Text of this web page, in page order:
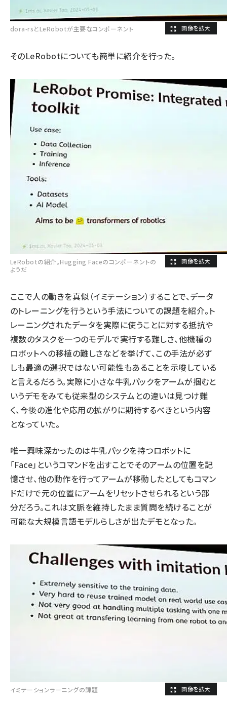
dora-rsとLeRobotが主要なコンポーネント
そのLeRobotについても簡単に紹介を行った。
LeRobotの紹介。Hugging Faceのコンポーネントの
ようだ
ここで人の動きを真似（イミテーション）することで、データ
のトレーニングを行うという手法についての課題を紹介。ト
レーニングされたデータを実際に使うことに対する抵抗や
複数のタスクを一つのモデルで実行する難しさ、他機種の
ロボットへの移植の難しさなどを挙げて、この手法が必ず
しも最適の選択ではない可能性もあることを示唆している
と言えるだろう。実際に小さな牛乳パックをアームが掴むと
いうデモをみても従来型のシステムとの違いは見つけ難
く、今後の進化や応用の拡がりに期待するべきという内容
となっていた。
唯一興味深かったのは牛乳パックを持つロボットに
「Face」というコマンドを出すことでそのアームの位置を記
憶させ、他の動作を行ってアームが移動したとしてもコマン
ドだけで元の位置にアームをリセットさせられるという部
分だろう。これは文脈を維持したまま質問を続けることが
可能な大規模言語モデルらしさが出たデモとなった。
イミテーションラーニングの課題